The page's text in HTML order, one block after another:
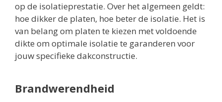
op de isolatieprestatie. Over het algemeen geldt:
hoe dikker de platen, hoe beter de isolatie. Het is
van belang om platen te kiezen met voldoende
dikte om optimale isolatie te garanderen voor
jouw specifieke dakconstructie.
Brandwerendheid